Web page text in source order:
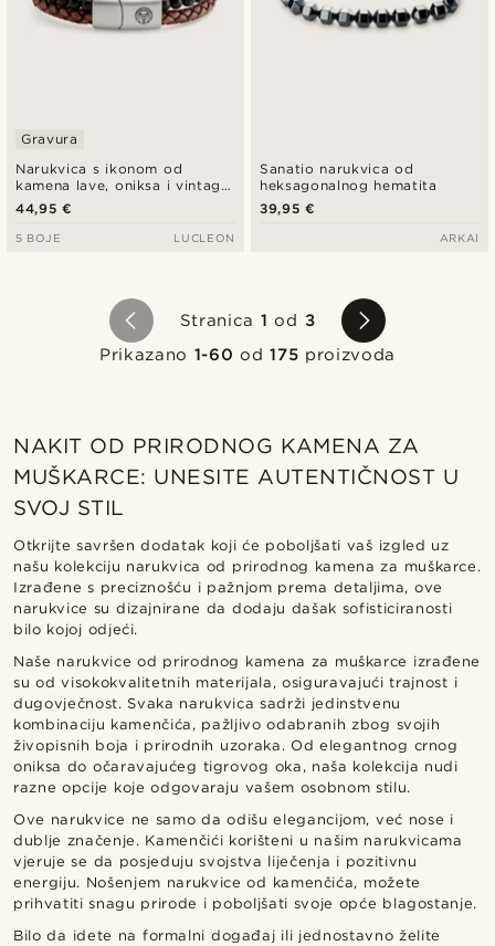
Narukvica s ikonom od
kamena lave, oniksa i vintage
kože
Gravura
44,95 €
5 BOJE LUCLEON
Sanatio narukvica od
heksagonalnog hematita
39,95 €
ARKAI
Stranica 1 od 3
Prikazano 1-60 od175 proizvoda
NAKIT OD PRIRODNOG KAMENA ZA
MUŠKARCE: UNESITE AUTENTIČNOST U
SVOJ STIL
Otkrijte savršen dodatak koji će poboljšati vaš izgled uz
našu kolekciju narukvica od prirodnog kamena za muškarce.
Izrađene s preciznošću i pažnjom prema detaljima, ove
narukvice su dizajnirane da dodaju dašak sofisticiranosti
bilo kojoj odjeći.
Naše narukvice od prirodnog kamena za muškarce izrađene
su od visokokvalitetnih materijala, osiguravajući trajnost i
dugovječnost. Svaka narukvica sadrži jedinstvenu
kombinaciju kamenčića, pažljivo odabranih zbog svojih
živopisnih boja i prirodnih uzoraka. Od elegantnog crnog
oniksa do očaravajućeg tigrovog oka, naša kolekcija nudi
razne opcije koje odgovaraju vašem osobnom stilu.
Ove narukvice ne samo da odišu elegancijom, već nose i
dublje značenje. Kamenčići korišteni u našim narukvicama
vjeruje se da posjeduju svojstva liječenja i pozitivnu
energiju. Nošenjem narukvice od kamenčića, možete
prihvatiti snagu prirode i poboljšati svoje opće blagostanje.
Bilo da idete na formalni događaj ili jednostavno želite